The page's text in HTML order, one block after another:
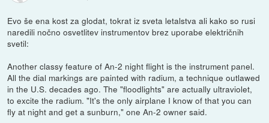
Evo še ena kost za glodat, tokrat iz sveta letalstva ali kako so rusi
naredili nočno osvetlitev instrumentov brez uporabe električnih
svetil:
Another classy feature of An-2 night flight is the instrument panel.
All the dial markings are painted with radium, a technique outlawed
in the U.S. decades ago. The "floodlights" are actually ultraviolet,
to excite the radium. "It's the only airplane I know of that you can
fly at night and get a sunburn," one An-2 owner said.